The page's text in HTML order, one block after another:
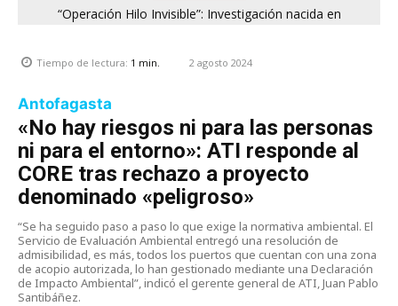
“Operación Hilo Invisible”: Investigación nacida en
Tiempo de lectura: 1 min. 2 agosto 2024
Antofagasta
«No hay riesgos ni para las personas
ni para el entorno»: ATI responde al
CORE tras rechazo a proyecto
denominado «peligroso»
“Se ha seguido paso a paso lo que exige la normativa ambiental. El
Servicio de Evaluación Ambiental entregó una resolución de
admisibilidad, es más, todos los puertos que cuentan con una zona
de acopio autorizada, lo han gestionado mediante una Declaración
de Impacto Ambiental”, indicó el gerente general de ATI, Juan Pablo
Santibáñez.